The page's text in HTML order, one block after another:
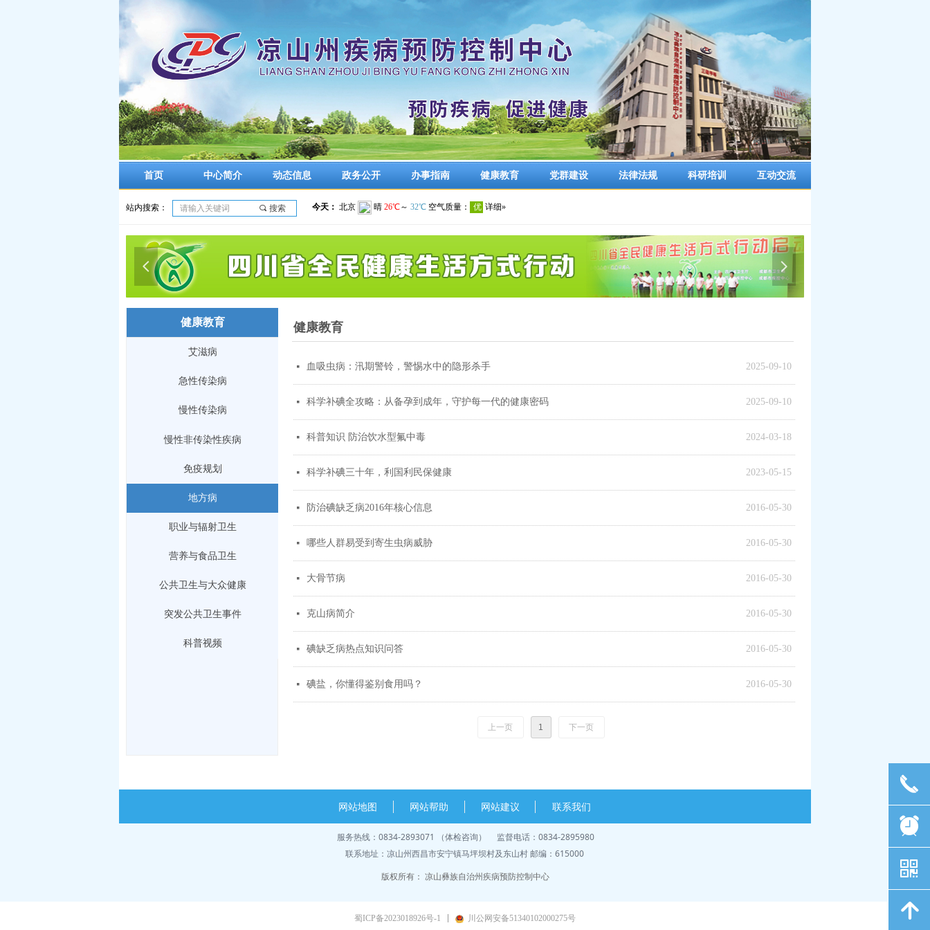
首页 中心简介 动态信息 政务公开 办事指南 健康教育 党群建设 法律法规 科研培训 互动交流
끠 搜索
站内搜索：
넳 넲
政务公开
健康教育
艾滋病
急性传染病
慢性传染病
慢性非传染性疾病
免疫规划
地方病
职业与辐射卫生
营养与食品卫生
公共卫生与大众健康
突发公共卫生事件
科普视频
健康教育
2025-09-10
넷 血吸虫病：汛期警铃，警惕水中的隐形杀手
2025-09-10
넷 科学补碘全攻略：从备孕到成年，守护每一代的健康密码
2024-03-18
넷 科普知识 防治饮水型氟中毒
2023-05-15
넷 科学补碘三十年，利国利民保健康
2016-05-30
넷 防治碘缺乏病2016年核心信息
2016-05-30
넷 哪些人群易受到寄生虫病威胁
2016-05-30
넷 大骨节病
2016-05-30
넷 克山病简介
2016-05-30
넷 碘缺乏病热点知识问答
2016-05-30
넷 碘盐，你懂得鉴别食用吗？
上一页 1 下一页
网站地图 网站帮助 网站建议 联系我们
服务热线：0834-2893071 （体检咨询） 监督电话：0834-2895980
联系地址：凉山州西昌市安宁镇马坪坝村及东山村 邮编：615000
版权所有： 凉山彝族自治州疾病预防控制中心
蜀ICP备2023018926号-1 川公网安备51340102000275号
끅
뀥
낃
녕